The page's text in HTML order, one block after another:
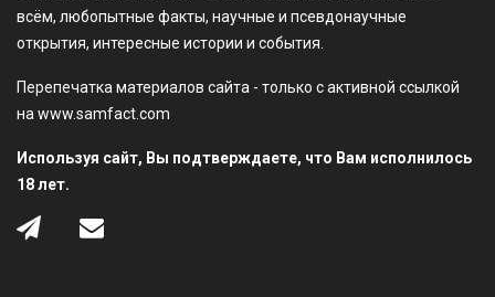
всём, любопытные факты, научные и псевдонаучные
открытия, интересные истории и события.
Перепечатка материалов сайта - только с активной ссылкой
на www.samfact.com
Используя сайт, Вы подтверждаете, что Вам исполнилось
18 лет.